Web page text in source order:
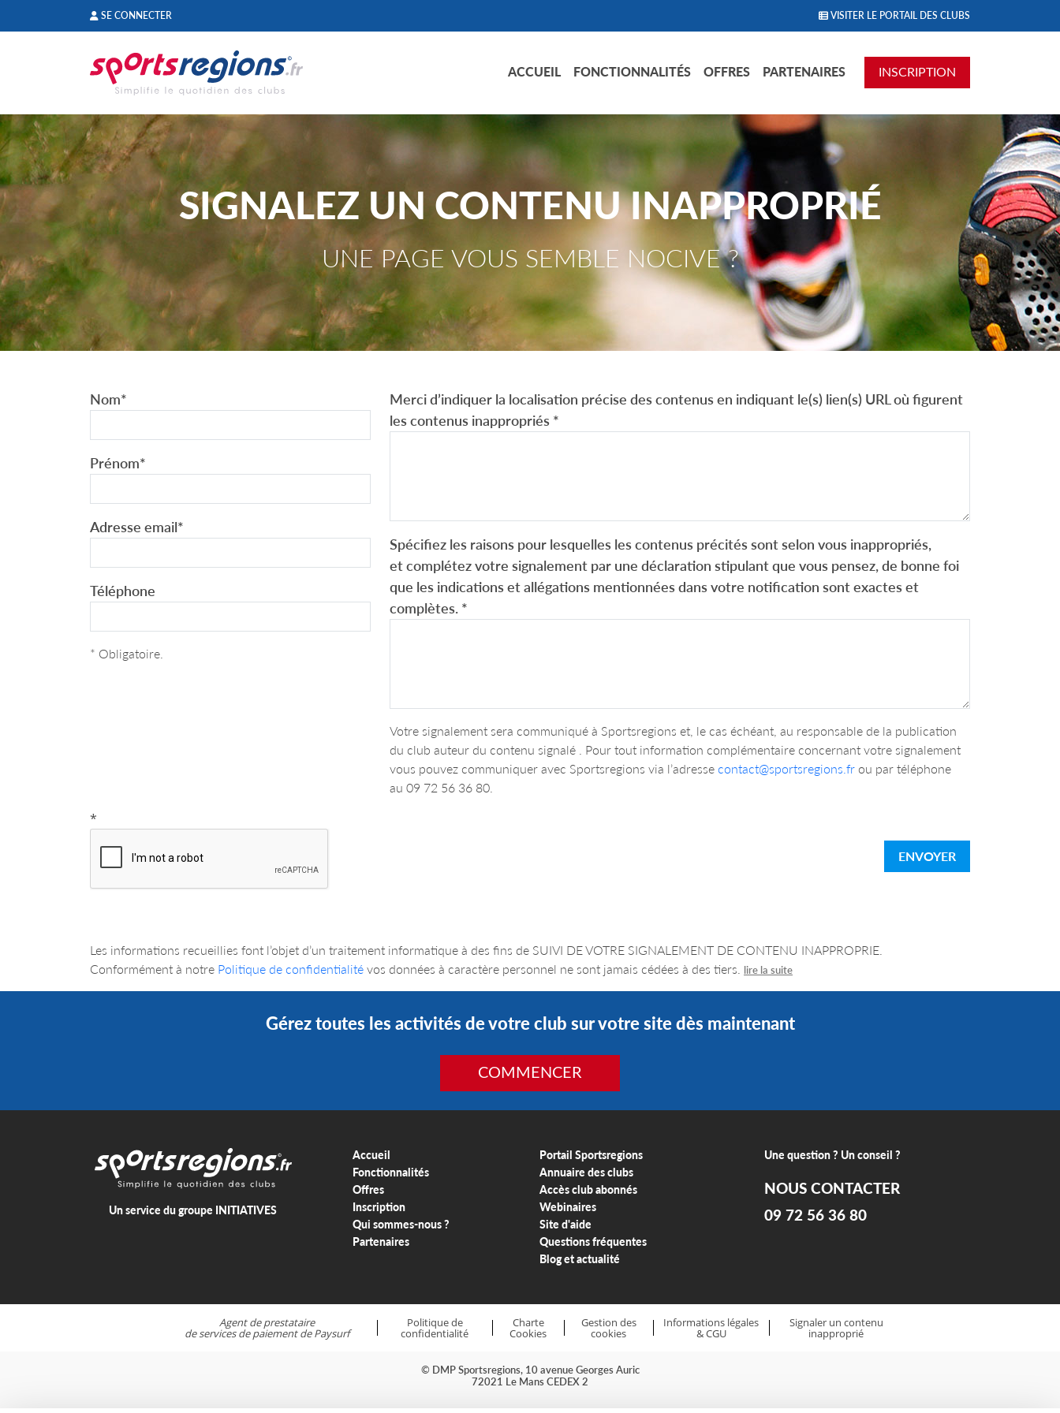
Panneau de gestion des cookies
SE CONNECTER VISITER LE PORTAIL DES CLUBS
ACCUEIL FONCTIONNALITÉS OFFRES PARTENAIRES INSCRIPTION
SIGNALEZ UN CONTENU INAPPROPRIÉ
UNE PAGE VOUS SEMBLE NOCIVE ?
Nom*
Prénom*
Adresse email*
Téléphone
* Obligatoire.
Merci d’indiquer la localisation précise des contenus en indiquant le(s) lien(s) URL où figurent
les contenus inappropriés *
Spécifiez les raisons pour lesquelles les contenus précités sont selon vous inappropriés,
et complétez votre signalement par une déclaration stipulant que vous pensez, de bonne foi
que les indications et allégations mentionnées dans votre notification sont exactes et
complètes. *
Votre signalement sera communiqué à Sportsregions et, le cas échéant, au responsable de la publication
du club auteur du contenu signalé . Pour tout information complémentaire concernant votre signalement
vous pouvez communiquer avec Sportsregions via l’adresse contact@sportsregions.fr ou par téléphone
au 09 72 56 36 80.
*
ENVOYER
Les informations recueillies font l’objet d’un traitement informatique à des fins de SUIVI DE VOTRE SIGNALEMENT DE CONTENU INAPPROPRIE.
Conformément à notre Politique de confidentialité vos données à caractère personnel ne sont jamais cédées à des tiers. lire la suite
Gérez toutes les activités de votre club sur votre site dès maintenant
COMMENCER
Un service du groupe INITIATIVES
Accueil
Fonctionnalités
Offres
Inscription
Qui sommes-nous ?
Partenaires
Portail Sportsregions
Annuaire des clubs
Accès club abonnés
Webinaires
Site d'aide
Questions fréquentes
Blog et actualité
Une question ? Un conseil ?
NOUS CONTACTER
09 72 56 36 80
Agent de prestataire
de services de paiement dePaysurf
Politique de
confidentialité
Charte
Cookies
Gestion des
cookies
Informations légales
& CGU
Signaler un contenu
inapproprié
© DMP Sportsregions, 10 avenue Georges Auric
72021 Le Mans CEDEX 2